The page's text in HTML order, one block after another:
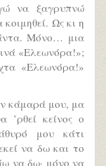
να ξαγρυπνώ
Ως κι η
Μόνο… μια
«Ελεωνόρα!»;
«Ελεωνόρα!»
κάμαρά μου, μα
’ρθεί κείνος ο
μου κάτι
να δω και το
να δω· μόνο να